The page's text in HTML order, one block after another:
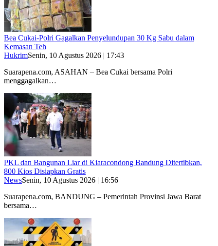
Bea Cukai-Polri Gagalkan Penyelundupan 30 Kg Sabu dalam
Kemasan Teh
HukrimSenin, 10 Agustus 2026 | 17:43
Suarapena.com, ASAHAN – Bea Cukai bersama Polri
menggagalkan…
PKL dan Bangunan Liar di Kiaracondong Bandung Ditertibkan,
800 Kios Disiapkan Gratis
NewsSenin, 10 Agustus 2026 | 16:56
Suarapena.com, BANDUNG – Pemerintah Provinsi Jawa Barat
bersama…